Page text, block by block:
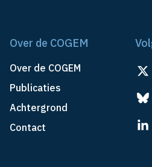
Over de COGEM
Over de COGEM
Publicaties
Achtergrond
Contact